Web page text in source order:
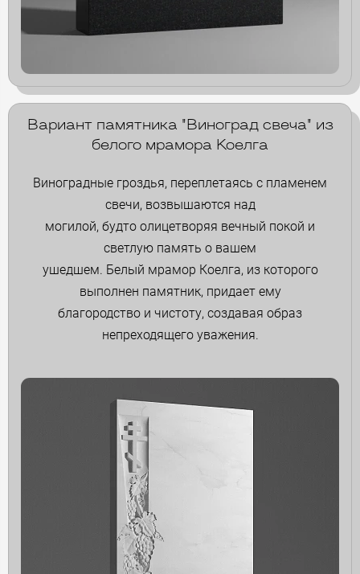
Вариант памятника "Виноград свеча" из
белого мрамора Коелга
Виноградные гроздья, переплетаясь с пламенем
свечи, возвышаются над
могилой, будто олицетворяя вечный покой и
светлую память о вашем
ушедшем. Белый мрамор Коелга, из которого
выполнен памятник, придает ему
благородство и чистоту, создавая образ
непреходящего уважения.